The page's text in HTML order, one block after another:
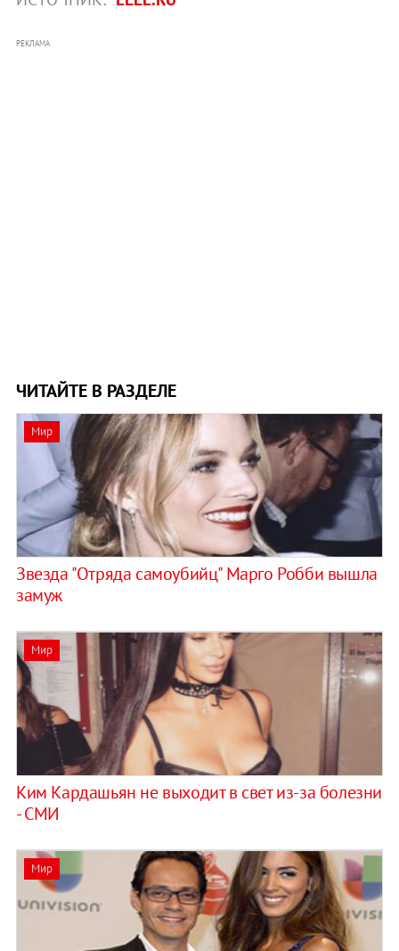
РЕКЛАМА
ЧИТАЙТЕ В РАЗДЕЛЕ
Мир
Звезда "Отряда самоубийц" Марго Робби вышла
замуж
Мир
Ким Кардашьян не выходит в свет из-за болезни
- СМИ
Мир